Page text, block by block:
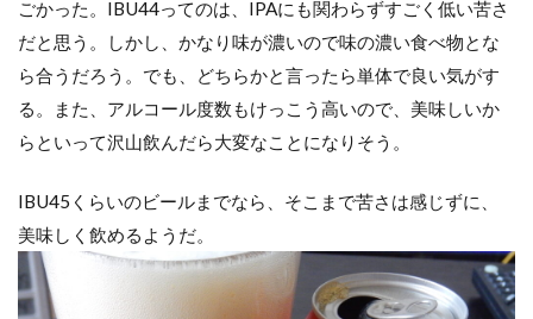
ごかった。IBU44ってのは、IPAにも関わらずすごく低い苦さ
だと思う。しかし、かなり味が濃いので味の濃い食べ物とな
ら合うだろう。でも、どちらかと言ったら単体で良い気がす
る。また、アルコール度数もけっこう高いので、美味しいか
らといって沢山飲んだら大変なことになりそう。
IBU45くらいのビールまでなら、そこまで苦さは感じずに、
美味しく飲めるようだ。